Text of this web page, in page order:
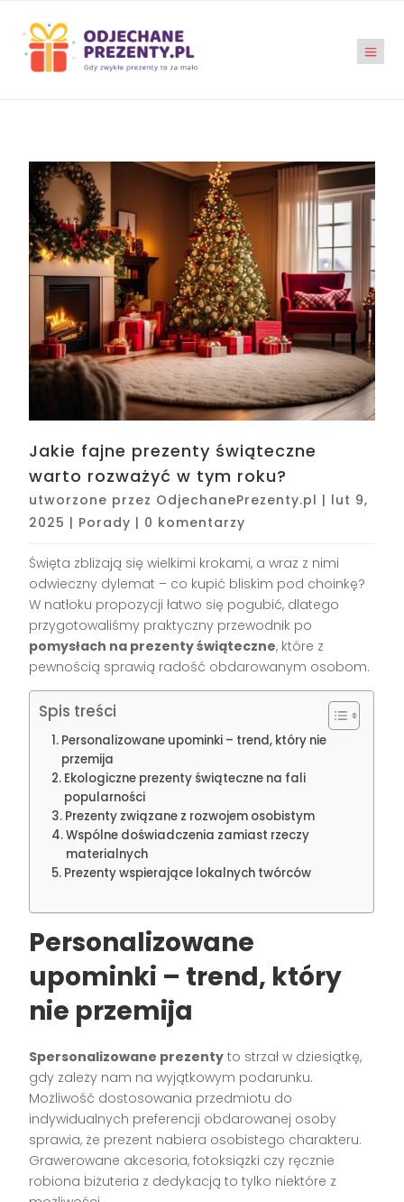
Jakie fajne prezenty świąteczne
warto rozważyć w tym roku?
utworzone przez OdjechanePrezenty.pl | lut 9,
2025 | Porady | 0 komentarzy
Święta zbliżają się wielkimi krokami, a wraz z nimi
odwieczny dylemat – co kupić bliskim pod choinkę?
W natłoku propozycji łatwo się pogubić, dlatego
przygotowaliśmy praktyczny przewodnik po
pomysłach na prezenty świąteczne, które z
pewnością sprawią radość obdarowanym osobom.
Spis treści
Personalizowane upominki – trend, który nie
przemija
Ekologiczne prezenty świąteczne na fali
popularności
Prezenty związane z rozwojem osobistym
Wspólne doświadczenia zamiast rzeczy
materialnych
Prezenty wspierające lokalnych twórców
Personalizowane
upominki – trend, który
nie przemija
Spersonalizowane prezenty to strzał w dziesiątkę,
gdy zależy nam na wyjątkowym podarunku.
Możliwość dostosowania przedmiotu do
indywidualnych preferencji obdarowanej osoby
sprawia, że prezent nabiera osobistego charakteru.
Grawerowane akcesoria, fotoksiążki czy ręcznie
robiona biżuteria z dedykacją to tylko niektóre z